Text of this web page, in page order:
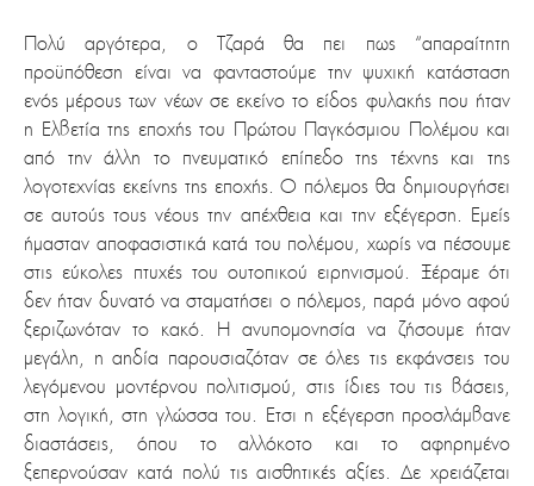
Πολύ αργότερα, ο Τζαρά θα πει πως “απαραίτητη
προϋπόθεση είναι να φανταστούμε την ψυχική κατάσταση
ενός μέρους των νέων σε εκείνο το είδος φυλακής που ήταν
η Ελβετία της εποχής του Πρώτου Παγκόσμιου Πολέμου και
από την άλλη το πνευματικό επίπεδο της τέχνης και της
λογοτεχνίας εκείνης της εποχής. Ο πόλεμος θα δημιουργήσει
σε αυτούς τους νέους την απέχθεια και την εξέγερση. Εμείς
ήμασταν αποφασιστικά κατά του πολέμου, χωρίς να πέσουμε
στις εύκολες πτυχές του ουτοπικού ειρηνισμού. Ξέραμε ότι
δεν ήταν δυνατό να σταματήσει ο πόλεμος, παρά μόνο αφού
ξεριζωνόταν το κακό. Η ανυπομονησία να ζήσουμε ήταν
μεγάλη, η αηδία παρουσιαζόταν σε όλες τις εκφάνσεις του
λεγόμενου μοντέρνου πολιτισμού, στις ίδιες του τις βάσεις,
στη λογική, στη γλώσσα του. Ετσι η εξέγερση προσλάμβανε
διαστάσεις, όπου το αλλόκοτο και το αφηρημένο
ξεπερνούσαν κατά πολύ τις αισθητικές αξίες. Δε χρειάζεται